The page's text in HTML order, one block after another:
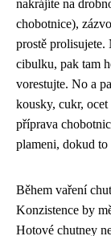
nakrájíte na
chobotnice),
prostě prolisujete.
cibulku, pak tam
vorestujte. No a
kousky, cukr,
příprava
plameni, dokud to
Během vaření
Konzistence by
Hotové chutney